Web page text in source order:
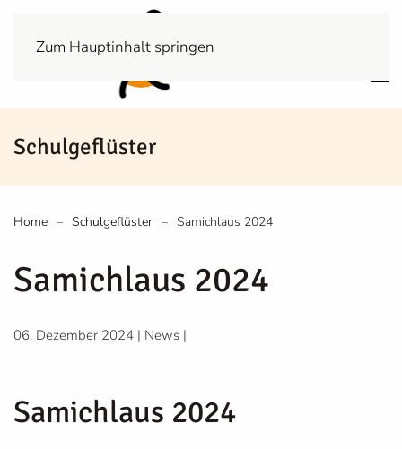
Zum Hauptinhalt springen
Schulgeflüster
Home Schulgeflüster Samichlaus 2024
Samichlaus 2024
06. Dezember 2024 | News |
Samichlaus 2024